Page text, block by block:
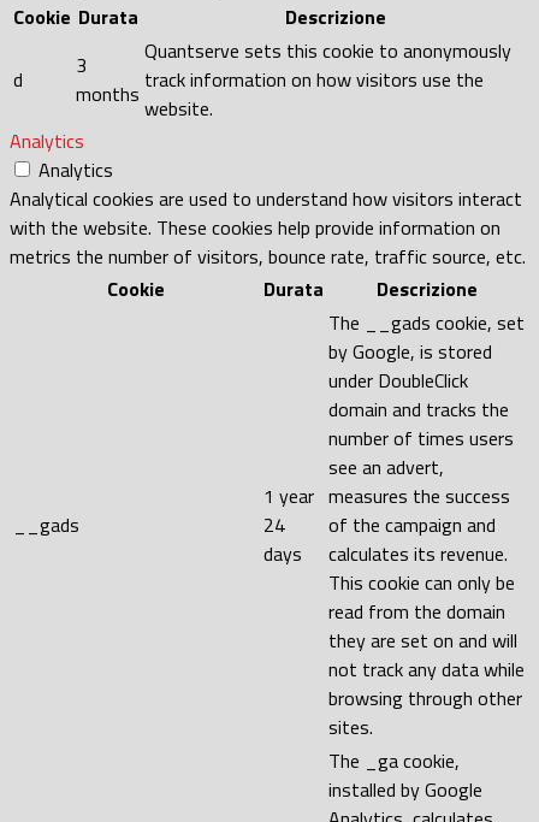
Cookie Durata Descrizione
d
3
months
Quantserve sets this cookie to anonymously
track information on how visitors use the
website.
Analytics
Analytics
Analytical cookies are used to understand how visitors interact
with the website. These cookies help provide information on
metrics the number of visitors, bounce rate, traffic source, etc.
Cookie
Durata Descrizione
__gads
1 year
24
days
The __gads cookie, set
by Google, is stored
under DoubleClick
domain and tracks the
number of times users
see an advert,
measures the success
of the campaign and
calculates its revenue.
This cookie can only be
read from the domain
they are set on and will
not track any data while
browsing through other
sites.
The _ga cookie,
installed by Google